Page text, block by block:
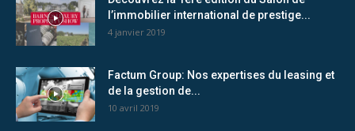
l’immobilier international de prestige...
4 janvier 2019
Factum Group: Nos expertises du leasing et
de la gestion de...
10 avril 2019